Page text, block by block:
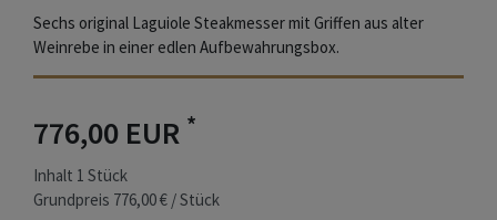
Sechs original Laguiole Steakmesser mit Griffen aus alter
Weinrebe in einer edlen Aufbewahrungsbox.
776,00 EUR *
Inhalt 1 Stück
Grundpreis 776,00 € / Stück